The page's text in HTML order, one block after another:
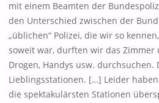
mit einem Beamten der
den Unterschied zwischen der
„üblichen“ Polizei, die wir so
soweit war, durften wir das Zimmer
Drogen, Handys usw.
Lieblingsstationen. […] Leider
die spektakulärsten Stationen